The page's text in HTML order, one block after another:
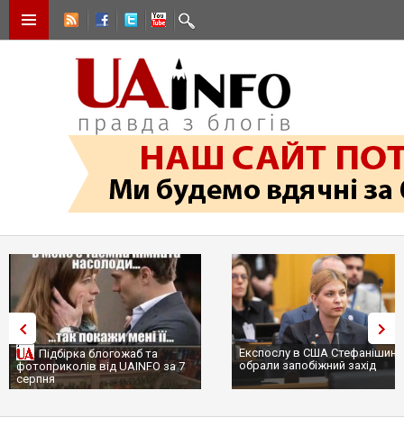
Підбірка блогожаб та
фотоприколів від UAINFO за 7
серпня
Експослу в США
обрали запобіжний захід